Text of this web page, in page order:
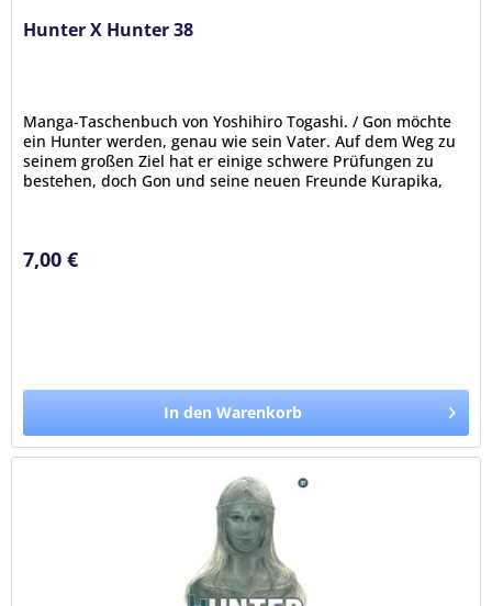
Hunter X Hunter 38
Manga-Taschenbuch von Yoshihiro Togashi. / Gon möchte
ein Hunter werden, genau wie sein Vater. Auf dem Weg zu
seinem großen Ziel hat er einige schwere Prüfungen zu
bestehen, doch Gon und seine neuen Freunde Kurapika,
7,00 €
In den Warenkorb